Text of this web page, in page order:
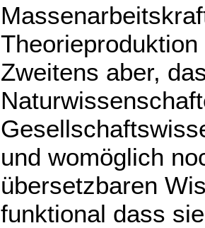
Zweitens aber,
und womöglich
übersetzbaren
funktional dass